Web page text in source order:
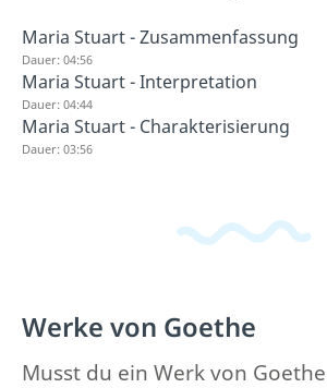
Maria Stuart - Zusammenfassung
Dauer: 04:56
Maria Stuart - Interpretation
Dauer: 04:44
Maria Stuart - Charakterisierung
Dauer: 03:56
Werke von Goethe
Musst du ein Werk von